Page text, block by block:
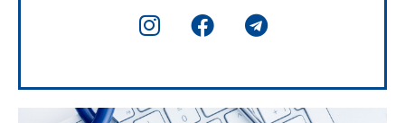
I
n
t
a
F
a
e
b
T
e
e
g